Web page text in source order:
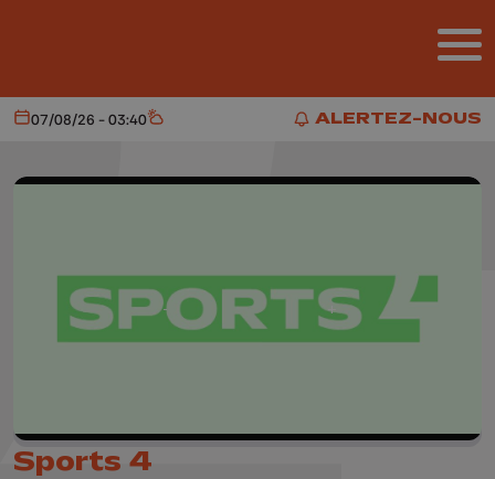
ALERTEZ-NOUS
ALERTEZ-NOUS
Aujourd'hui
07/08/26 - 03:40 Météo
Sports 4